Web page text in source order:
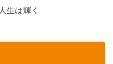
生は輝く